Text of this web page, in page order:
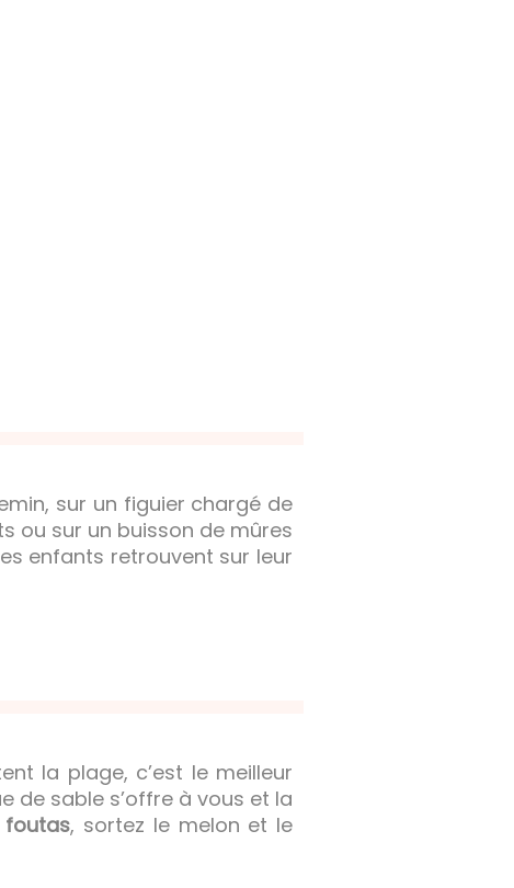
sur un figuier chargé de
ou sur un buisson de mûres
enfants retrouvent sur leur
la plage, c’est le meilleur
de sable s’offre à vous et la
foutas, sortez le melon et le